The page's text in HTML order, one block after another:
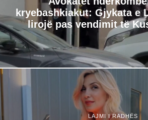
kryebashkiakut: Gjykata e
lirojë pas vendimit të
LAJMI I RADHËS